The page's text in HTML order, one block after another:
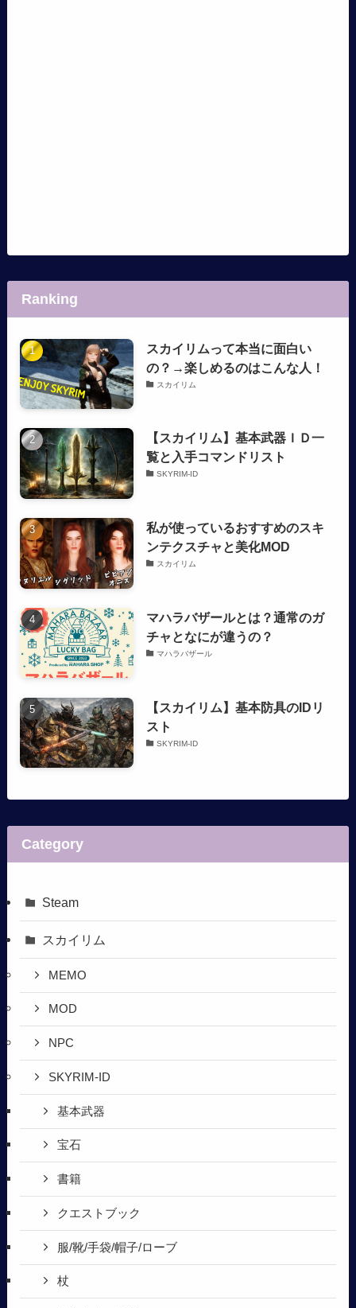
Ranking
スカイリムって本当に面白い
の？→楽しめるのはこんな人！
スカイリム
【スカイリム】基本武器ＩＤ一
覧と入手コマンドリスト
SKYRIM-ID
私が使っているおすすめのスキ
ンテクスチャと美化MOD
スカイリム
マハラバザールとは？通常のガ
チャとなにが違うの？
マハラバザール
【スカイリム】基本防具のIDリ
スト
SKYRIM-ID
Category
Steam
スカイリム
MEMO
MOD
NPC
SKYRIM-ID
基本武器
宝石
書籍
クエストブック
服/靴/手袋/帽子/ローブ
杖